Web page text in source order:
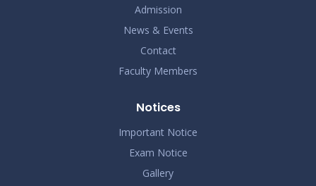
Admission
News & Events
Contact
Faculty Members
Notices
Important Notice
Exam Notice
Gallery